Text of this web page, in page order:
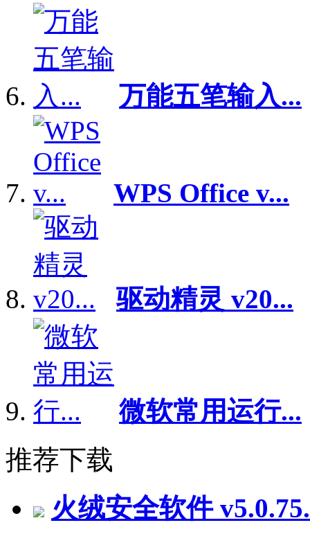
万能五笔输入...
WPS Office v...
驱动精灵 v20...
微软常用运行...
推荐下载
火绒安全软件